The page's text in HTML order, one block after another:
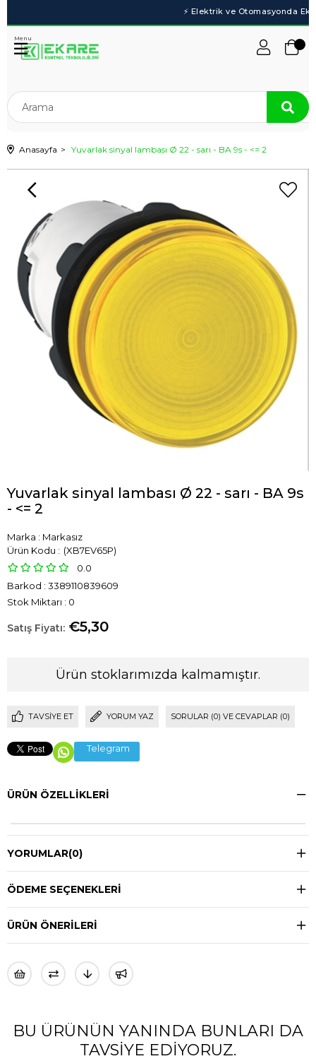
Menu
Anasayfa Yuvarlak sinyal lambası Ø 22 - sarı - BA 9s - <= 2
Yuvarlak sinyal lambası Ø 22 - sarı - BA 9s
- <= 2
Marka : Markasız
(XB7EV65P)
0.0
Barkod : 3389110839609
Stok Miktarı : 0
€5,30
Ürün stoklarımızda kalmamıştır.
TAVSIYE ET YORUM YAZ SORULAR (0) VE CEVAPLAR (0)
Telegram
ÜRÜN ÖZELLIKLERI
YORUMLAR(0)
ÖDEME SEÇENEKLERI
ÜRÜN ÖNERILERI
BU ÜRÜNÜN YANINDA BUNLARI DA
TAVSIYE EDIYORUZ.